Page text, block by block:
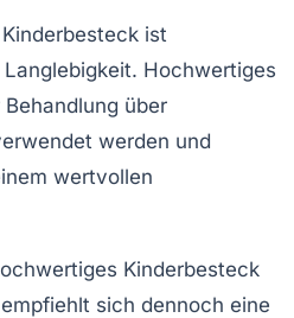
ist
Hochwertiges
über
werden und
wertvollen
Kinderbesteck
sich dennoch eine